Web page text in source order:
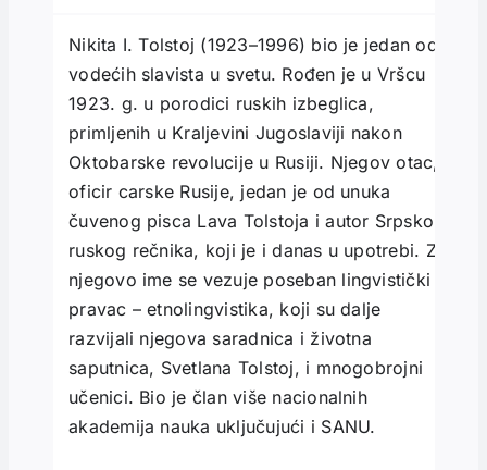
Nikita I. Tolstoj (1923–1996) bio je jedan od
vodećih slavista u svetu. Rođen je u Vršcu
1923. g. u porodici ruskih izbeglica,
primljenih u Kraljevini Jugoslaviji nakon
Oktobarske revolucije u Rusiji. Njegov otac,
oficir carske Rusije, jedan je od unuka
čuvenog pisca Lava Tolstoja i autor Srpsko-
ruskog rečnika, koji je i danas u upotrebi. Za
njegovo ime se vezuje poseban lingvistički
pravac – etnolingvistika, koji su dalje
razvijali njegova saradnica i životna
saputnica, Svetlana Tolstoj, i mnogobrojni
učenici. Bio je član više nacionalnih
akademija nauka uključujući i SANU.